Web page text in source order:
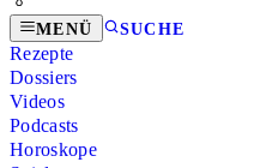
MENÜ SUCHE
Rezepte
Dossiers
Videos
Podcasts
Horoskope